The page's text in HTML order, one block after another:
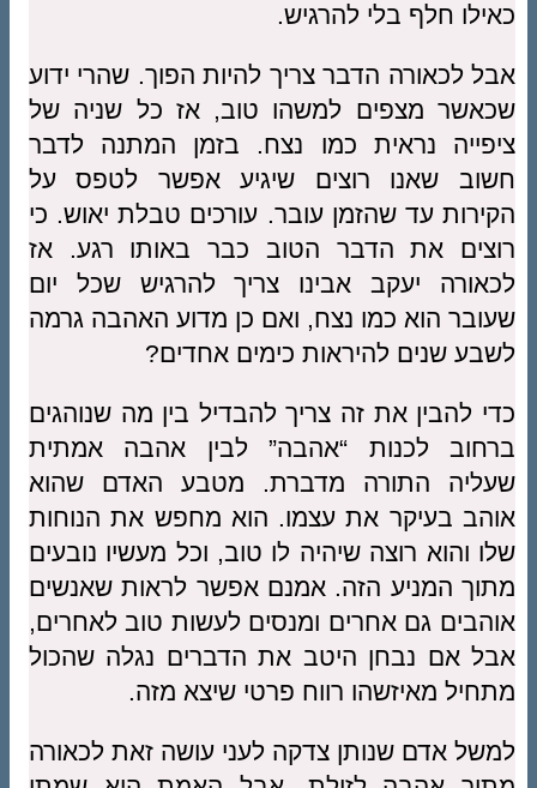
כאילו חלף בלי להרגיש.
אבל לכאורה הדבר צריך להיות הפוך. שהרי ידוע
שכאשר מצפים למשהו טוב, אז כל שניה של
ציפייה נראית כמו נצח. בזמן המתנה לדבר
חשוב שאנו רוצים שיגיע אפשר לטפס על
הקירות עד שהזמן עובר. עורכים טבלת יאוש. כי
רוצים את הדבר הטוב כבר באותו רגע. אז
לכאורה יעקב אבינו צריך להרגיש שכל יום
שעובר הוא כמו נצח, ואם כן מדוע האהבה גרמה
לשבע שנים להיראות כימים אחדים?
כדי להבין את זה צריך להבדיל בין מה שנוהגים
ברחוב לכנות “אהבה” לבין אהבה אמתית
שעליה התורה מדברת. מטבע האדם שהוא
אוהב בעיקר את עצמו. הוא מחפש את הנוחות
שלו והוא רוצה שיהיה לו טוב, וכל מעשיו נובעים
מתוך המניע הזה. אמנם אפשר לראות שאנשים
אוהבים גם אחרים ומנסים לעשות טוב לאחרים,
אבל אם נבחן היטב את הדברים נגלה שהכול
מתחיל מאיזשהו רווח פרטי שיצא מזה.
למשל אדם שנותן צדקה לעני עושה זאת לכאורה